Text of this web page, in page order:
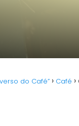
do Café” Café